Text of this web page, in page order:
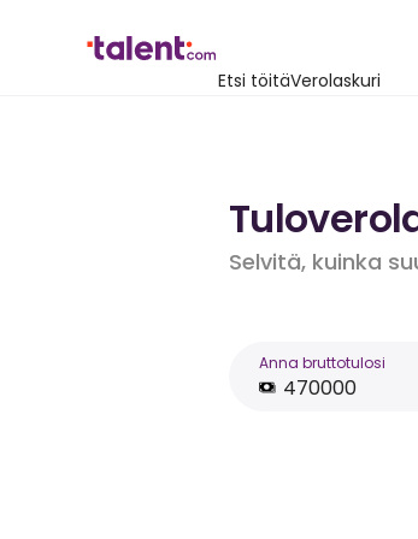
Etsi töitäVerolaskuri
Selvitä, kuinka
Anna bruttotulosi